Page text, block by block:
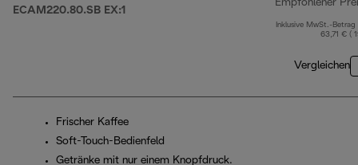
ECAM220.80.SB EX:1
Empfohlener
Inklusive MwSt.-Betrag
63,71 € (
Vergleichen
Frischer Kaffee
Soft-Touch-Bedienfeld
Getränke mit nur einem Knopfdruck.